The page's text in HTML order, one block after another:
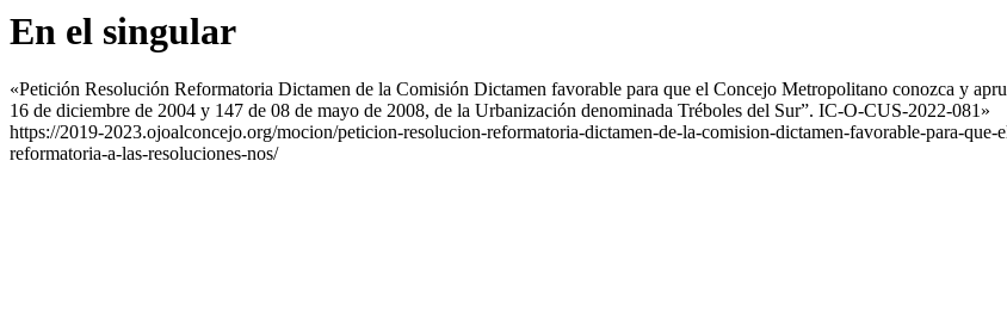
En el singular
«Petición Resolución Reformatoria Dictamen de la Comisión Dictamen favorable para que el Concejo Metropolitano conozca y
16 de diciembre de 2004 y 147 de 08 de mayo de 2008, de la Urbanización denominada Tréboles del Sur”. IC-O-CUS-2022-081»
https://2019-2023.ojoalconcejo.org/mocion/peticion-resolucion-reformatoria-dictamen-de-la-comision-dictamen-favorable-para-
reformatoria-a-las-resoluciones-nos/